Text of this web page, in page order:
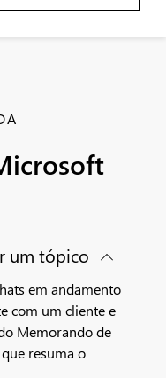
um tópico
em andamento
com um cliente e
Memorando de
resuma o